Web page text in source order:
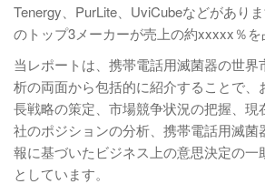
Tenergy、PurLite、UviCubeなどがあり
のトップ3メーカーが売上の約xxxxx％を
当レポートは、携帯電話用滅菌器の世界
析の両面から包括的に紹介することで、
長戦略の策定、市場競争状況の把握、現
社のポジションの分析、携帯電話用滅菌
報に基づいたビジネス上の意思決定の一
としています。